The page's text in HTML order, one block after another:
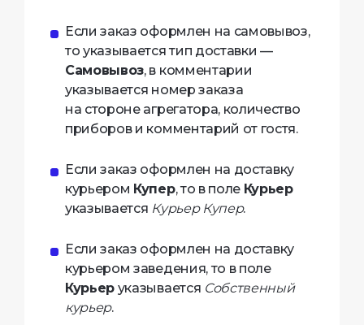
Если заказ оформлен на самовывоз,
то указывается тип доставки —
Самовывоз, в комментарии
указывается номер заказа
на стороне агрегатора, количество
приборов и комментарий от гостя.
Если заказ оформлен на доставку
курьером Купер, то в поле Курьер
указывается Курьер Купер.
Если заказ оформлен на доставку
курьером заведения, то в поле
Курьер указывается Собственный
курьер.